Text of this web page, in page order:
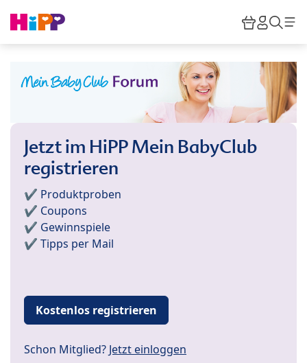
HiPP
Jetzt im HiPP Mein BabyClub
registrieren
✔️ Produktproben
✔️ Coupons
✔️ Gewinnspiele
✔️ Tipps per Mail
Kostenlos registrieren
Schon Mitglied? Jetzt einloggen